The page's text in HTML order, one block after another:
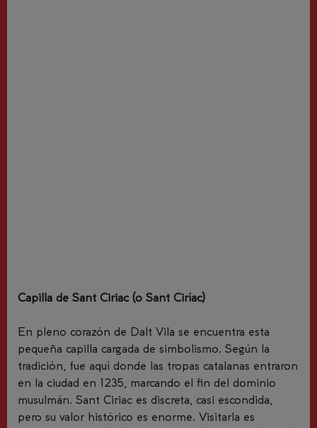
Capilla de Sant Ciriac (o Sant Ciríac)
En pleno corazón de Dalt Vila se encuentra esta
pequeña capilla cargada de simbolismo. Según la
tradición, fue aquí donde las tropas catalanas entraron
en la ciudad en 1235, marcando el fin del dominio
musulmán. Sant Ciriac es discreta, casi escondida,
pero su valor histórico es enorme. Visitarla es